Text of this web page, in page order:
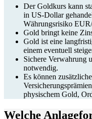
Der Goldkurs kann
in US-Dollar
Währungsrisiko
Gold bringt keine
Gold ist eine
einem eventuell
Sichere Verwahrung
notwendig.
Es können
physischem Gold,
Welche